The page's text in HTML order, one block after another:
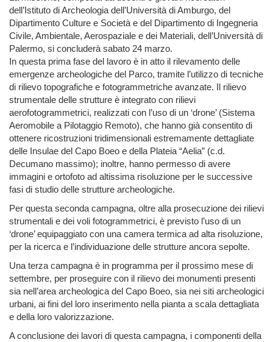
dell’Istituto di Archeologia dell’Università di Amburgo, del
Dipartimento Culture e Società e del Dipartimento di Ingegneria
Civile, Ambientale, Aerospaziale e dei Materiali, dell’Università di
Palermo, si concluderà sabato 24 marzo.
In questa prima fase del lavoro è in atto il rilevamento delle
emergenze archeologiche del Parco, tramite l’utilizzo di tecniche
di rilievo topografiche e fotogrammetriche avanzate. Il rilievo
strumentale delle strutture è integrato con rilievi
aerofotogrammetrici, realizzati con l’uso di un ‘drone’ (Sistema
Aeromobile a Pilotaggio Remoto), che hanno già consentito di
ottenere ricostruzioni tridimensionali estremamente dettagliate
delle Insulae del Capo Boeo e della Plateia “Aelia” (c.d.
Decumano massimo); inoltre, hanno permesso di avere
immagini e ortofoto ad altissima risoluzione per le successive
fasi di studio delle strutture archeologiche.
Per questa seconda campagna, oltre alla prosecuzione dei rilievi
strumentali e dei voli fotogrammetrici, è previsto l’uso di un
‘drone’ equipaggiato con una camera termica ad alta risoluzione,
per la ricerca e l’individuazione delle strutture ancora sepolte.
Una terza campagna è in programma per il prossimo mese di
settembre, per proseguire con il rilievo dei monumenti presenti
sia nell’area archeologica del Capo Boeo, sia nei siti archeologici
urbani, ai fini del loro inserimento nella pianta a scala dettagliata
e della loro valorizzazione.
A conclusione dei lavori di questa campagna, i componenti della